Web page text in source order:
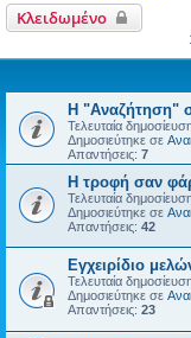
Κλειδωμένο
Η "Αναζήτηση"
Τελευταία
Δημοσιεύτηκε σε
Απαντήσεις: 7
H τροφή σαν
Τελευταία
Δημοσιεύτηκε σε
Απαντήσεις: 42
Εγχειρίδιο
Τελευταία
Δημοσιεύτηκε σε
Απαντήσεις: 23